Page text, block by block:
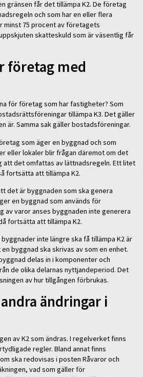
gränsen får det tillämpa K2. De företag
och som har en eller flera
minst 75 procent av företagets
skatteskuld som är väsentlig får
företag med
för företag som har fastigheter? Som
tillämpa K3. Det gäller
är. Samma sak gäller bostadsföreningar.
som äger en byggnad och som
eller lokaler blir frågan däremot om det
att det omfattas av lättnadsregeln. Ett litet
fortsätta att tillämpa K2.
det är byggnaden som ska genera
en byggnad som används för
av varor anses byggnaden inte generera
fortsätta att tillämpa K2.
inte längre ska få tillämpa K2 är
byggnad ska skrivas av som en enhet.
delas in i komponenter och
de olika delarnas nyttjandeperiod. Det
av hur tillgången förbrukas.
ändringar i
av K2 som ändras. I regelverket finns
regler. Bland annat finns
ska redovisas i posten Råvaror och
vad som gäller för